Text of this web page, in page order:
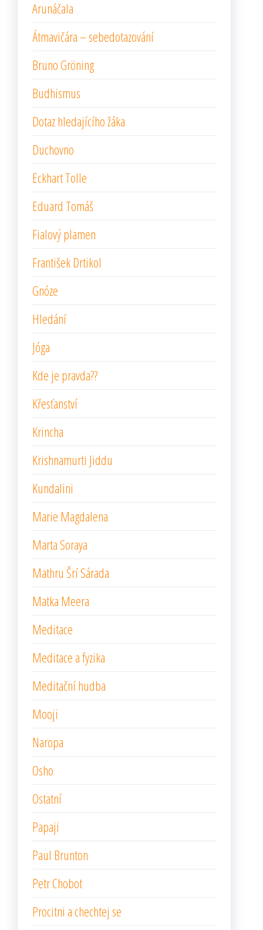
Arunáčala
Átmavičára – sebedotazování
Bruno Gröning
Budhismus
Dotaz hledajícího žáka
Duchovno
Eckhart Tolle
Eduard Tomáš
Fialový plamen
František Drtikol
Gnóze
Hledání
Jóga
Kde je pravda??
Křesťanství
Krincha
Krishnamurti Jiddu
Kundalini
Marie Magdalena
Marta Soraya
Mathru Šrí Sárada
Matka Meera
Meditace
Meditace a fyzika
Meditační hudba
Mooji
Naropa
Osho
Ostatní
Papaji
Paul Brunton
Petr Chobot
Procitni a chechtej se